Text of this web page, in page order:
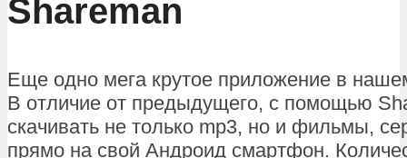
Shareman
Еще одно мега крутое приложение в
В отличие от предыдущего, с помощью
скачивать не только mp3, но и фильмы,
прямо на свой Андроид смартфон.